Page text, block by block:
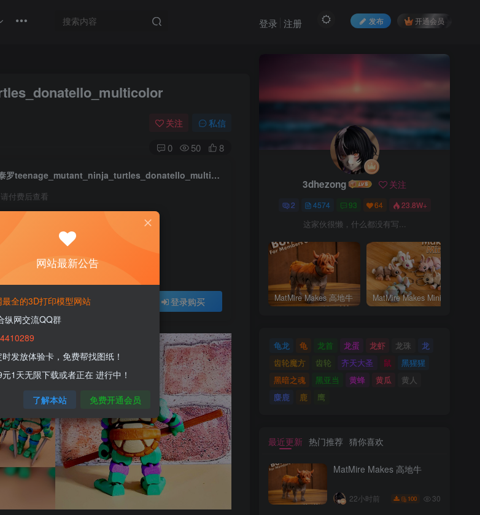
发布 开通会员
登录 注册
关注 私信
0 50 8
【忍者神龟】多纳泰罗teenage_mutant_ninja_turtles_donatello_multicolor
付费后查看
体验会员免费
登录购买
3dhezong 关注
2 4574 93 64 23.8W+
这家伙很懒，什么都没有写...
MatMire Makes 高地牛
龟龙 龟 龙首 龙蛋 龙虾 龙珠
龙
齿轮魔方
齿轮 齐天大圣 鼠
黑猩猩
黑暗之魂
黑亚当 黄蜂 黄瓜
黄人
麋鹿
鹿 鹰
最近更新 热门推荐 猜你喜欢
MatMire Makes 高地牛
22小时前 100 30
网站最新公告
最全的3D打印模型网站
纵网交流QQ群
发放体验卡，免费帮找图纸！
1天无限下载或者正在 进行中！
了解本站 免费开通会员